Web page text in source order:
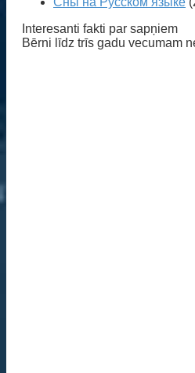
Interesanti fakti par sapņiem
Bērni līdz trīs gadu vecumam